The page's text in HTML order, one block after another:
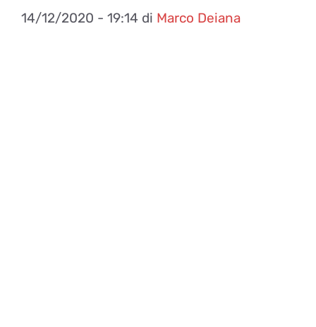
14/12/2020 - 19:14 di Marco Deiana